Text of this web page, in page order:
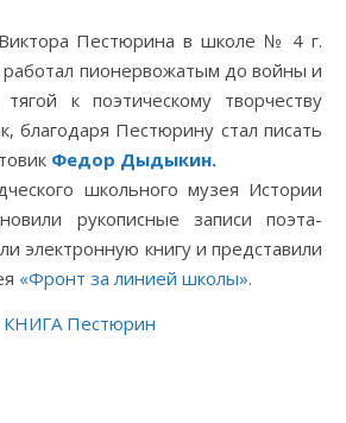
Пестюрина в школе № 4 г.
пионервожатым до войны и
к поэтическому творчеству
благодаря Пестюрину стал писать
Федор Дыдыкин.
школьного музея Истории
рукописные записи поэта-
электронную книгу и представили
«Фронт за линией школы».
КНИГА Пестюрин